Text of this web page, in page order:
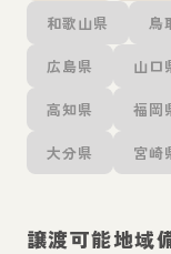
和歌山県 鳥
広島県 山口
高知県 福岡
大分県 宮崎
譲渡可能地域